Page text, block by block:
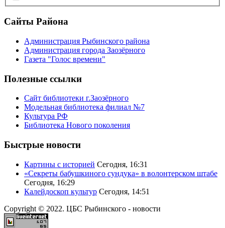
Сайты Района
Администрация Рыбинского района
Администрация города Заозёрного
Газета "Голос времени"
Полезные ссылки
Сайт библиотеки г.Заозёрного
Модельная библиотека филиал №7
Культура РФ
Библиотека Нового поколения
Быстрые новости
Картины с историей Сегодня, 16:31
«Секреты бабушкиного сундука» в волонтерском штабе
Сегодня, 16:29
Калейдоскоп культур Сегодня, 14:51
Copyright © 2022. ЦБС Рыбинского - новости